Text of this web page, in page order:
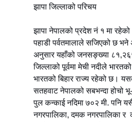
झापा जिल्लाको परिचय
झापा नेपालको प्रदेश नं १ मा रहेको
पहाडी पर्वतमालाले सजिएको छ
अनुसार यहाँको जनसङ्ख्या
जिल्लाको पूर्वमा मेची नदीले
भारतको बिहार राज्य रहेको छ।
सतहवाट नेपालको सबभन्दा होचो
पुल कन्काई नदिमा ७०२ मी. पनि
नगरपालिका, दमक नगरपालिका र